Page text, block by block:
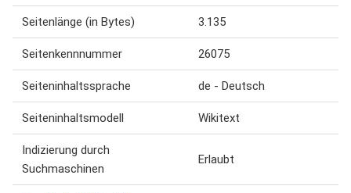
Seitenlänge (in Bytes) 3.135
Seitenkennnummer 26075
Seiteninhaltssprache de - Deutsch
Seiteninhaltsmodell Wikitext
Indizierung durch
Suchmaschinen
Erlaubt